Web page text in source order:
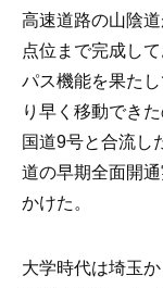
高速道路の山陰
点位まで完成して
パス機能を果た
り早く移動でき
国道9号と合流し
道の早期全面開
かけた。
大学時代は埼玉